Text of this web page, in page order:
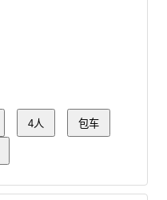
4人 包车